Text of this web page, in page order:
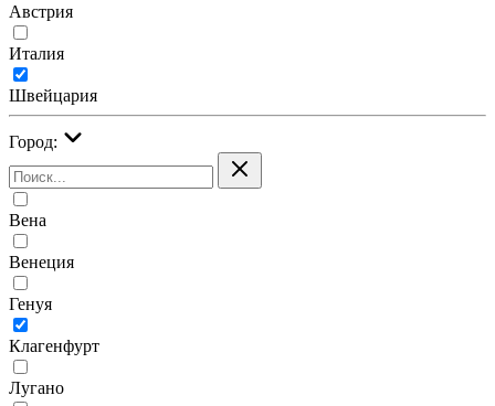
Австрия
Италия
Швейцария
Город:
Вена
Венеция
Генуя
Клагенфурт
Лугано